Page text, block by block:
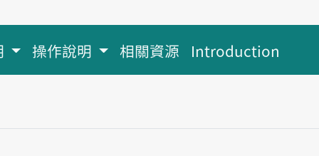
操作說明 相關資源 Introduction